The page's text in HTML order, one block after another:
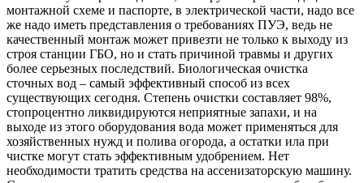
монтажной схеме и паспорте, в электрической части, надо все
же надо иметь представления о требованиях ПУЭ, ведь не
качественный монтаж может привезти не только к выходу из
строя станции ГБО, но и стать причиной травмы и других
более серьезных последствий. Биологическая очистка
сточных вод – самый эффективный способ из всех
существующих сегодня. Степень очистки составляет 98%,
стопроцентно ликвидируются неприятные запахи, и на
выходе из этого оборудования вода может применяться для
хозяйственных нужд и полива огорода, а остатки ила при
чистке могут стать эффективным удобрением. Нет
необходимости тратить средства на ассенизаторскую машину.